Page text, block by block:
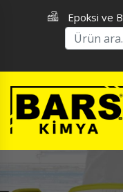
Epoksi ve